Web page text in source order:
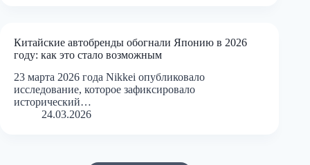
Китайские автобренды обогнали Японию в 2026
году: как это стало возможным
23 марта 2026 года Nikkei опубликовало
исследование, которое зафиксировало
исторический…
24.03.2026